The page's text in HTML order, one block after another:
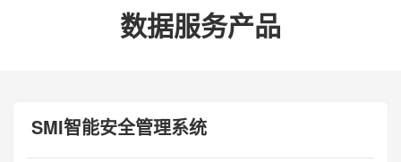
数据服务产品
SMI智能安全管理系统